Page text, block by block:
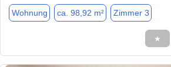
Wohnung ca. 98,92 m² Zimmer 3
★